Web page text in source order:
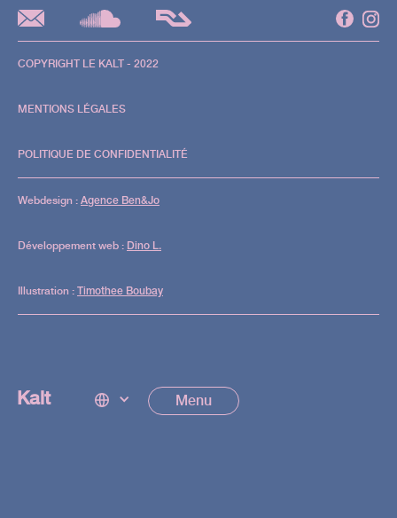
COPYRIGHT LE KALT - 2022
MENTIONS LÉGALES
POLITIQUE DE CONFIDENTIALITÉ
Webdesign : Agence Ben&Jo
Développement web : Dino L.
Illustration : Timothee Boubay
Kalt Menu
Kalt Menu
Kalt Menu